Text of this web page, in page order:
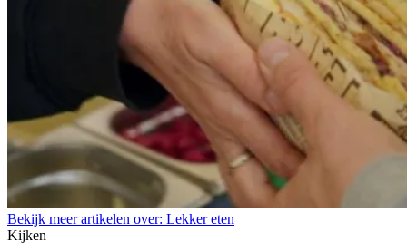
Bekijk meer artikelen over: Lekker eten
Kijken